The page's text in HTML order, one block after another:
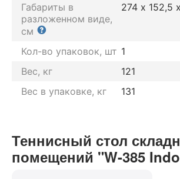
Габариты в
разложенном виде,
см
274 х 152,5
Кол-во упаковок, шт 1
Вес, кг
121
Вес в упаковке, кг
131
Теннисный стол
помещений "W-385